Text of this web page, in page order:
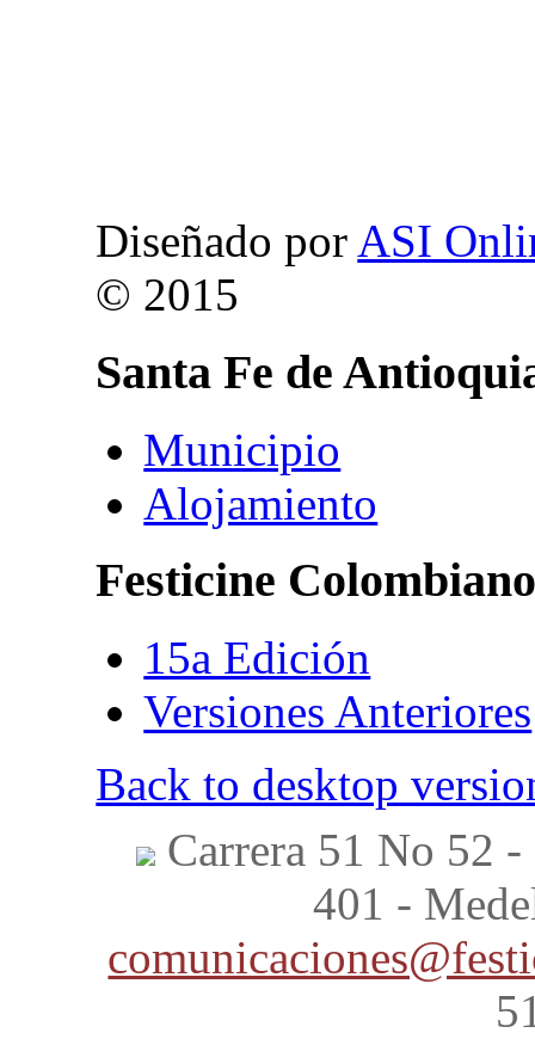
Diseñado por ASI
© 2015
Santa Fe de
Municipio
Alojamiento
Festicine
15a Edición
Versiones Anteriores
Back to desktop
Carrera 51 No 52 -
401 -